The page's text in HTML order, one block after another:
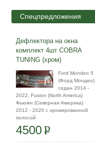
Спецпредложения
Дефлектора на окна
комплект 4шт COBRA
TUNING (хром)
Ford Mondeo 5
(Форд Мондео)
седан 2014 -
2022, Fusion (North America)
Фьюжн (Северная Америка)
2012 - 2020 с хромированной
полосой
4500P